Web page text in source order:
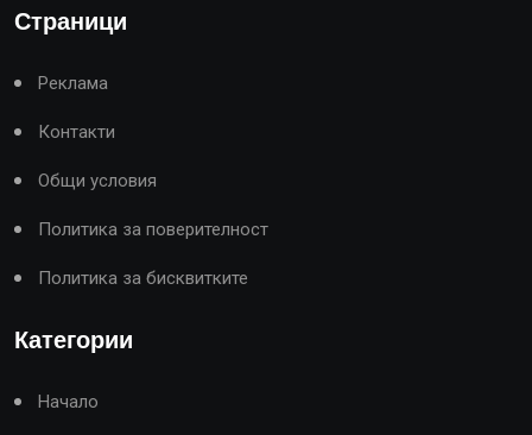
Страници
Реклама
Контакти
Общи условия
Политика за поверителност
Политика за бисквитките
Категории
Начало